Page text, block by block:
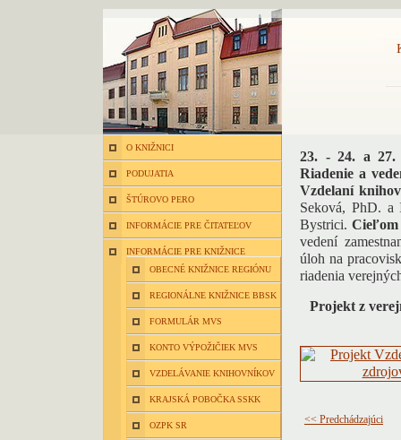
O KNIŽNICI
PODUJATIA
ŠTÚROVO PERO
INFORMÁCIE PRE ČITATEĽOV
INFORMÁCIE PRE KNIŽNICE
OBECNÉ KNIŽNICE REGIÓNU
REGIONÁLNE KNIŽNICE BBSK
FORMULÁR MVS
KONTO VÝPOŽIČIEK MVS
VZDELÁVANIE KNIHOVNÍKOV
KRAJSKÁ POBOČKA SSKK
OZPK SR
23. - 24. a 27.
Riadenie a
Vzdelaní
Seková, PhD.
Bystrici.
vedení
úloh na
riadenia
Projekt z
<< Predchádzajúci